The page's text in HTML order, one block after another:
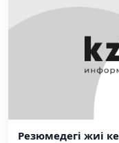
Резюмедегі жиі